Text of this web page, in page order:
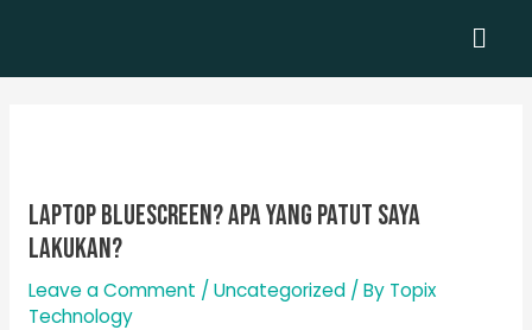
content
Laptop Bluescreen? Apa Yang Patut Saya
Lakukan?
Leave a Comment /Uncategorized/ By Topix
Technology